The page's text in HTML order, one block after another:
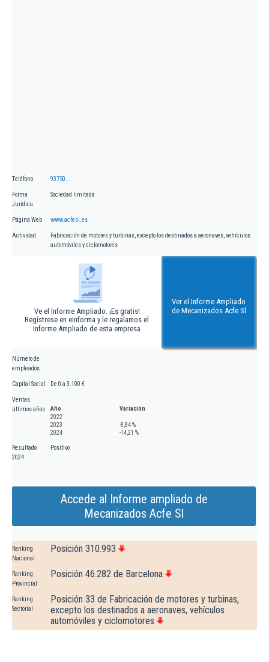
Teléfono 93750...
Forma
Jurídica
Sociedad limitada
Página Web www.acfesl.es
Actividad
Fabricación de motores y turbinas, excepto los destinados a aeronaves, vehículos
automóviles y ciclomotores
Ve el Informe Ampliado. ¡Es gratis!
Regístrese en eInforma y le regalamos el
Informe Ampliado de esta empresa
Ver el Informe Ampliado
de Mecanizados Acfe Sl
Número de
empleados
Capital Social De 0 a 3.100 €
Ventas
últimos años
Año
Variación
2022
2023
-8,84 %
2024
-14,21 %
Resultado
2024
Positivo
Accede al Informe ampliado de
Mecanizados Acfe Sl
Ranking
Nacional
Posición 310.993
Ranking
Provincial
Posición 46.282 de Barcelona
Ranking
Sectorial
Posición 33 de Fabricación de motores y turbinas,
excepto los destinados a aeronaves, vehículos
automóviles y ciclomotores